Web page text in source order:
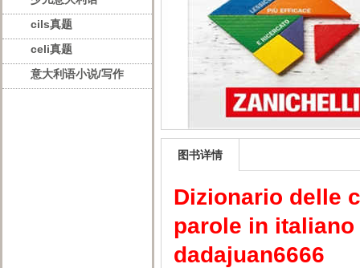
cils真题
celi真题
意大利语小说/写作
图书详情
Dizionario delle
parole in
dadajuan6666